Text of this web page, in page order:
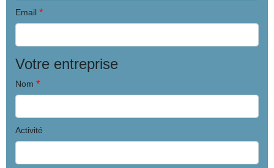
Email *
Votre entreprise
Nom *
Activité